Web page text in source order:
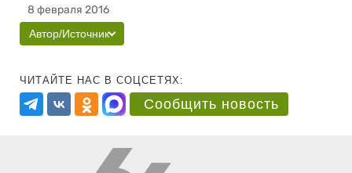
8 февраля 2016
Автор/Источник
ЧИТАЙТЕ НАС В СОЦСЕТЯХ:
Сообщить новость